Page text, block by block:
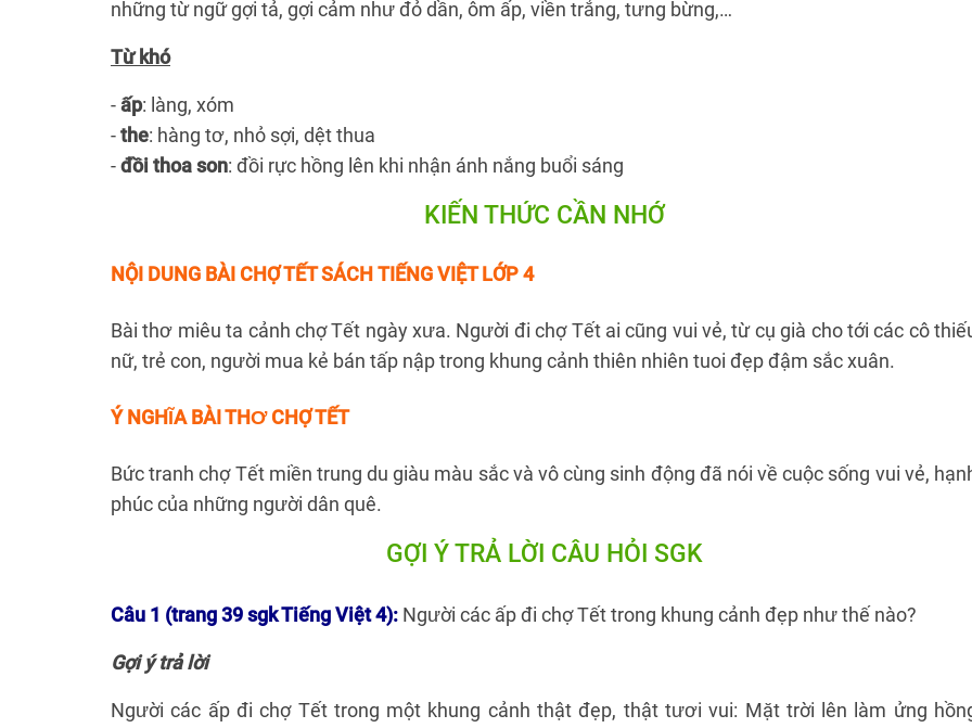
những từ ngữ gợi tả, gợi cảm như đỏ dần, ôm ấp, viền trắng, tưng bừng,…
Từ khó
-ấp: làng, xóm
-the: hàng tơ, nhỏ sợi, dệt thua
-đồi thoa son: đồi rực hồng lên khi nhận ánh nắng buổi sáng
KIẾN THỨC CẦN NHỚ
NỘI DUNG BÀI CHỢ TẾT SÁCH TIẾNG VIỆT LỚP 4
Bài thơ miêu ta cảnh chợ Tết ngày xưa. Người đi chợ Tết ai cũng vui vẻ, từ cụ già cho tới các cô
nữ, trẻ con, người mua kẻ bán tấp nập trong khung cảnh thiên nhiên tuoi đẹp đậm sắc xuân.
Ý NGHĨA BÀI THƠ CHỢ TẾT
Bức tranh chợ Tết miền trung du giàu màu sắc và vô cùng sinh động đã nói về cuộc sống vui vẻ,
phúc của những người dân quê.
GỢI Ý TRẢ LỜI CÂU HỎI SGK
Câu 1 (trang 39 sgk Tiếng Việt 4): Người các ấp đi chợ Tết trong khung cảnh đẹp như thế nào?
Gợi ý trả lời
Người các ấp đi chợ Tết trong một khung cảnh thật đẹp, thật tươi vui: Mặt trời lên làm ửng